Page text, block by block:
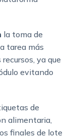
la toma de
tarea más
ya que
evitando
de
alimentaria,
finales de lote